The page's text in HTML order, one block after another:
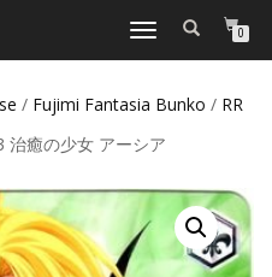
TOGGLE
0
/ Fujimi Fantasia Bunko / RR
治癒の少女 アーシア